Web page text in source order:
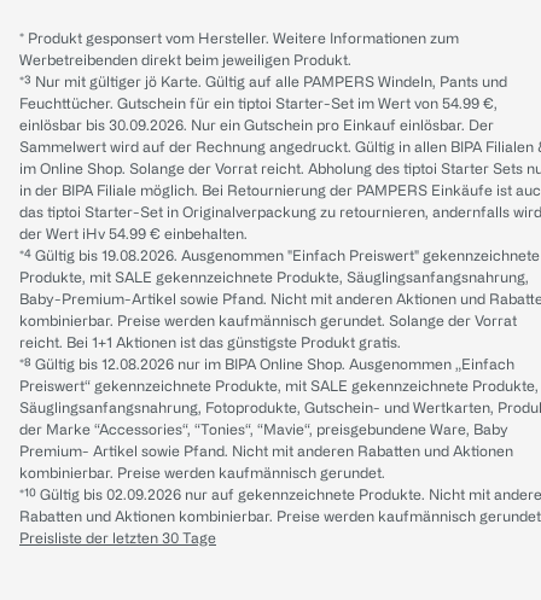
* Produkt gesponsert vom Hersteller. Weitere Informationen zum
Werbetreibenden direkt beim jeweiligen Produkt.
*³ Nur mit gültiger jö Karte. Gültig auf alle PAMPERS Windeln, Pants und
Feuchttücher. Gutschein für ein tiptoi Starter-Set im Wert von 54.99 €,
einlösbar bis 30.09.2026. Nur ein Gutschein pro Einkauf einlösbar. Der
Sammelwert wird auf der Rechnung angedruckt. Gültig in allen BIPA Filialen
im Online Shop. Solange der Vorrat reicht. Abholung des tiptoi Starter Sets
in der BIPA Filiale möglich. Bei Retournierung der PAMPERS Einkäufe ist
das tiptoi Starter-Set in Originalverpackung zu retournieren, andernfalls wird
der Wert iHv 54.99 € einbehalten.
*⁴ Gültig bis 19.08.2026. Ausgenommen "Einfach Preiswert" gekennzeichnete
Produkte, mit SALE gekennzeichnete Produkte, Säuglingsanfangsnahrung,
Baby-Premium-Artikel sowie Pfand. Nicht mit anderen Aktionen und
kombinierbar. Preise werden kaufmännisch gerundet. Solange der Vorrat
reicht. Bei 1+1 Aktionen ist das günstigste Produkt gratis.
*⁸ Gültig bis 12.08.2026 nur im BIPA Online Shop. Ausgenommen „Einfach
Preiswert“ gekennzeichnete Produkte, mit SALE gekennzeichnete Produkte,
Säuglingsanfangsnahrung, Fotoprodukte, Gutschein- und Wertkarten,
der Marke “Accessories“, “Tonies“, “Mavie“, preisgebundene Ware, Baby
Premium- Artikel sowie Pfand. Nicht mit anderen Rabatten und Aktionen
kombinierbar. Preise werden kaufmännisch gerundet.
*¹⁰ Gültig bis 02.09.2026 nur auf gekennzeichnete Produkte. Nicht mit
Rabatten und Aktionen kombinierbar. Preise werden kaufmännisch
Preisliste der letzten 30 Tage